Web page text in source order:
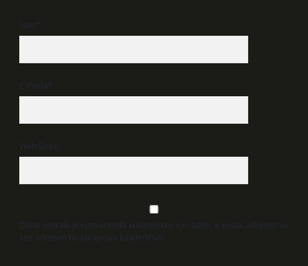
İsim*
E-Posta*
Web Sitesi
Daha sonraki yorumlarımda kullanılması için adım, e-posta adresim ve
site adresim bu tarayıcıya kaydedilsin.